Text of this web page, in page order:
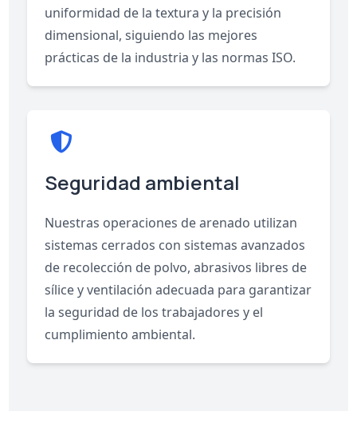
uniformidad de la textura y la precisión
dimensional, siguiendo las mejores
prácticas de la industria y las normas ISO.
Seguridad ambiental
Nuestras operaciones de arenado utilizan
sistemas cerrados con sistemas avanzados
de recolección de polvo, abrasivos libres de
sílice y ventilación adecuada para garantizar
la seguridad de los trabajadores y el
cumplimiento ambiental.